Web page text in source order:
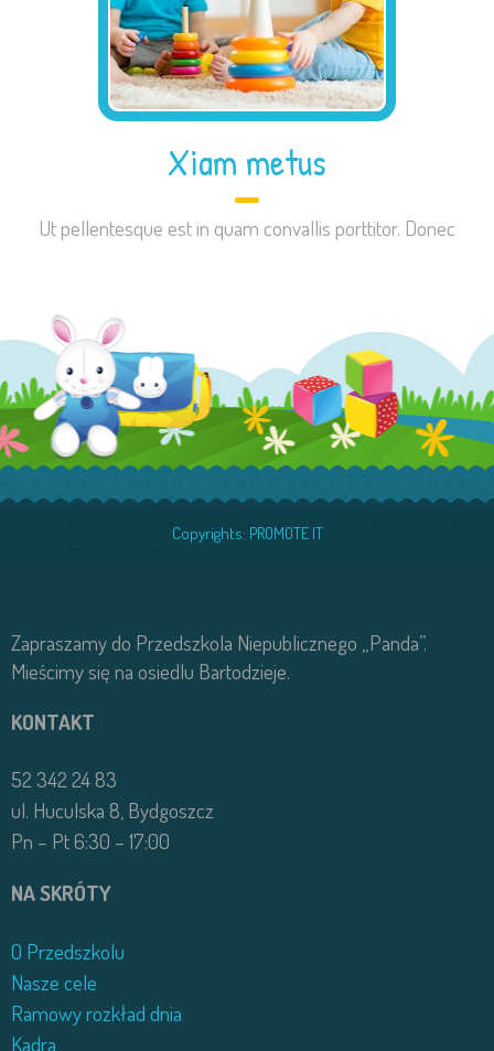
Xiam metus
Ut pellentesque est in quam convallis porttitor. Donec
Copyrights: PROMOTE IT
Zapraszamy do Przedszkola Niepublicznego „Panda”.
Mieścimy się na osiedlu Bartodzieje.
KONTAKT
52 342 24 83
ul. Huculska 8, Bydgoszcz
Pn – Pt 6:30 – 17:00
NA SKRÓTY
O Przedszkolu
Nasze cele
Ramowy rozkład dnia
Kadra